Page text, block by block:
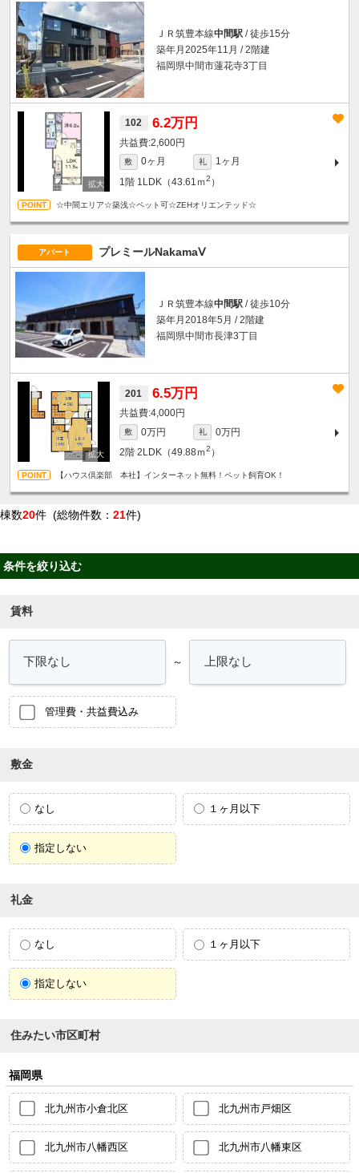
ＪＲ筑豊本線中間駅 / 徒歩15分
築年月2025年11月 / 2階建
福岡県中間市蓮花寺3丁目
102 6.2万円
2,600円
敷 0ヶ月 礼
1ヶ月
1階 1LDK（43.61ｍ2 ）
☆中間エリア☆築浅☆ペット可☆ZEHオリエンテッド☆
アパート プレミールNakamaⅤ
ＪＲ筑豊本線中間駅 / 徒歩10分
築年月2018年5月 / 2階建
福岡県中間市長津3丁目
201 6.5万円
4,000円
敷 0万円 礼
0万円
2階 2LDK（49.88ｍ2 ）
【ハウス倶楽部 本社】インターネット無料！ペット飼育OK！
棟数20件 (総物件数： 21件)
条件を絞り込む
賃料
～
管理費・共益費込み
敷金
なし １ヶ月以下
指定しない
礼金
なし １ヶ月以下
指定しない
住みたい市区町村
福岡県
北九州市小倉北区 北九州市戸畑区
北九州市八幡西区 北九州市八幡東区